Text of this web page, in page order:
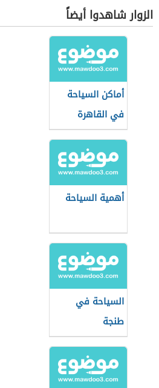
الزوار شاهدوا أيضاً
أماكن السياحة
في القاهرة
أهمية السياحة
السياحة في
طنجة